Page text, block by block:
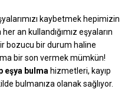
kaybetmek hepimizin
an kullandığımız eşyaların
bozucu bir durum haline
bir son vermek mümkün!
eşya bulma hizmetleri, kayıp
bulmanıza olanak sağlıyor.